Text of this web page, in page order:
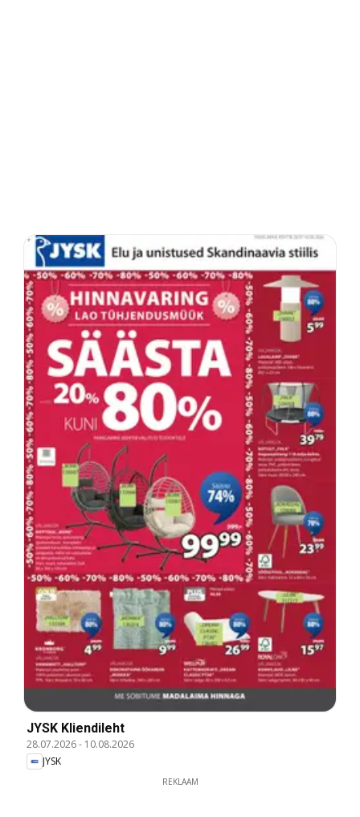
JYSK Kliendileht
28.07.2026- 10.08.2026
JYSK
REKLAAM